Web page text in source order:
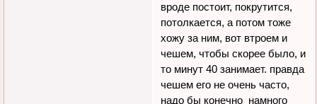
вроде постоит, покрутится,
потолкается, а потом тоже
хожу за ним, вот втроем и
чешем, чтобы скорее было, и
то минут 40 занимает. правда
чешем его не очень часто,
надо бы конечно намного